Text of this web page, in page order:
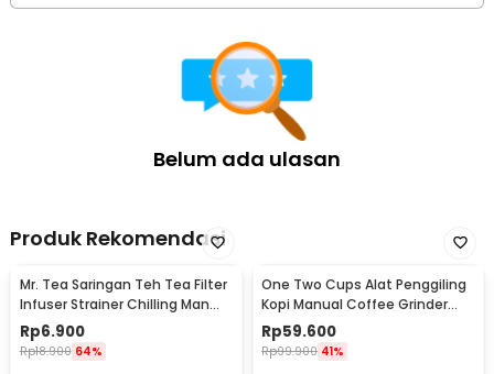
Belum ada ulasan
Produk Rekomendasi
Mr. Tea Saringan Teh Tea Filter
Infuser Strainer Chilling Man
Silicon - MR03
Rp6.900
Rp18.900 64%
One Two Cups Alat Penggiling
Kopi Manual Coffee Grinder
Portable - WFCG9800
Rp59.600
Rp99.900 41%